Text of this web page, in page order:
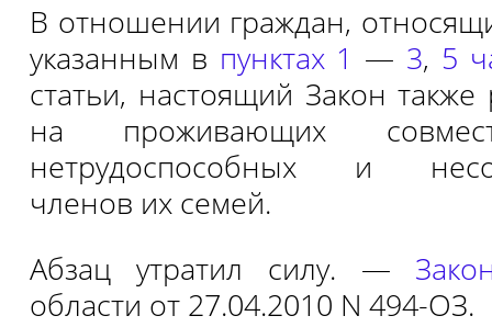
В отношении граждан,
указанным в пунктах 1 — 3, 5
статьи, настоящий Закон также
на проживающих
нетрудоспособных и
членов их семей.
Абзац утратил силу. —
области от 27.04.2010 N 494-ОЗ.